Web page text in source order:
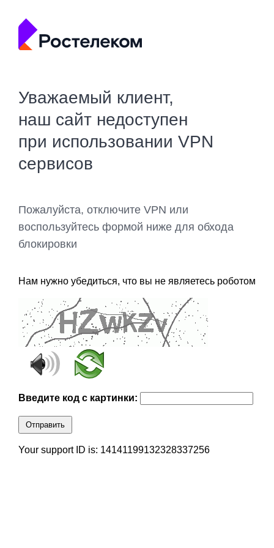
Уважаемый клиент,
наш сайт недоступен
при использовании VPN
сервисов
Пожалуйста, отключите VPN или
воспользуйтесь формой ниже для обхода
блокировки
Нам нужно убедиться, что вы не являетесь роботом
Введите код с картинки:
Отправить
Your support ID is: 14141199132328337256